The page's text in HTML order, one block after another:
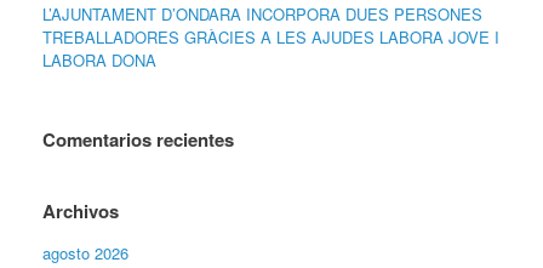
L’AJUNTAMENT D’ONDARA INCORPORA DUES PERSONES
TREBALLADORES GRÀCIES A LES AJUDES LABORA JOVE I
LABORA DONA
Comentarios recientes
Archivos
agosto 2026